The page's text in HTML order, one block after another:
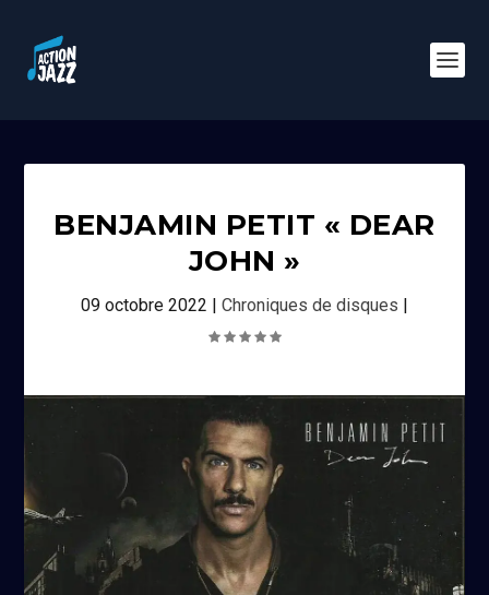
BENJAMIN PETIT « DEAR
JOHN »
09 octobre 2022 | Chroniques de disques |